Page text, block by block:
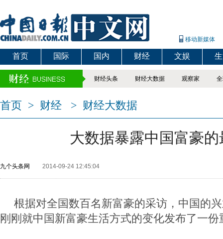
移动新媒体
首页 国际 国内 财经 文娱
财经头条 财经大数据 观察家
首页 > 财经 > 财经大数据
大数据暴露中国富豪的
九个头条网 2014-09-24 12:45:04
根据对全国数百名新富豪的采访，中国的
刚刚就中国新富豪生活方式的变化发布了一份